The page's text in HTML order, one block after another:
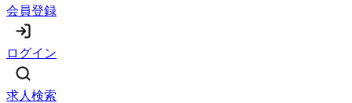
会員登録
ログイン
求人検索